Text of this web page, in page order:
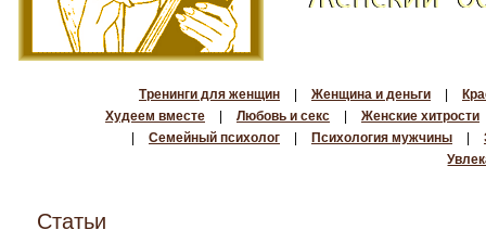
Тренинги для женщин Женщина и деньги
Худеем вместе
Любовь и секс
Женские хитрости
Семейный психолог Психология мужчины
Статьи